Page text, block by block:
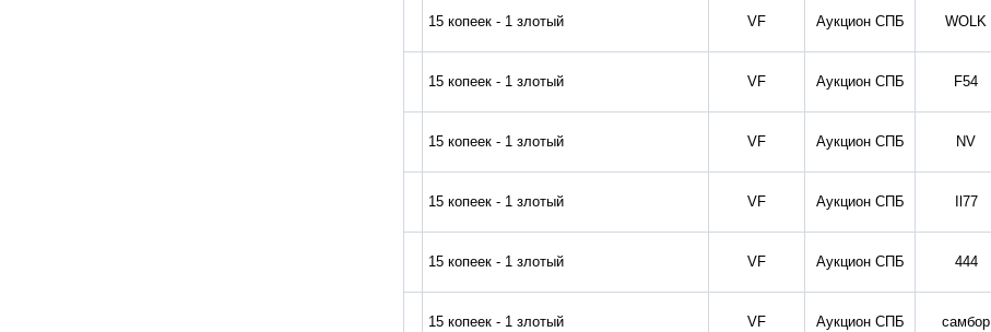
15 копеек - 1 злотый VF Аукцион СПБ WOLK
15 копеек - 1 злотый VF Аукцион СПБ F54
15 копеек - 1 злотый VF Аукцион СПБ NV
15 копеек - 1 злотый VF Аукцион СПБ Il77
15 копеек - 1 злотый VF Аукцион СПБ 444
15 копеек - 1 злотый VF Аукцион СПБ самбор